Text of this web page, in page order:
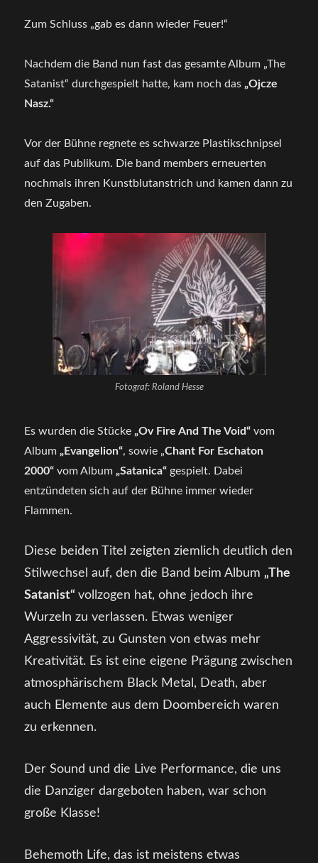
Zum Schluss „gab es dann wieder Feuer!“
Nachdem die Band nun fast das gesamte Album „The
Satanist“ durchgespielt hatte, kam noch das„Ojcze
Nasz.“
Vor der Bühne regnete es schwarze Plastikschnipsel
auf das Publikum. Die band members erneuerten
nochmals ihren Kunstblutanstrich und kamen dann zu
den Zugaben.
Fotograf: Roland Hesse
Es wurden die Stücke„Ov Fire And The Void“ vom
Album„Evangelion“, sowie „Chant For Eschaton
2000“ vom Album„Satanica“ gespielt. Dabei
entzündeten sich auf der Bühne immer wieder
Flammen.
Diese beiden Titel zeigten ziemlich deutlich den
Stilwechsel auf, den die Band beim Album „The
Satanist“vollzogen hat, ohne jedoch ihre
Wurzeln zu verlassen. Etwas weniger
Aggressivität, zu Gunsten von etwas mehr
Kreativität. Es ist eine eigene Prägung zwischen
atmosphärischem Black Metal, Death, aber
auch Elemente aus dem Doombereich waren
zu erkennen.
Der Sound und die Live Performance, die uns
die Danziger dargeboten haben, war schon
große Klasse!
Behemoth Life, das ist meistens etwas